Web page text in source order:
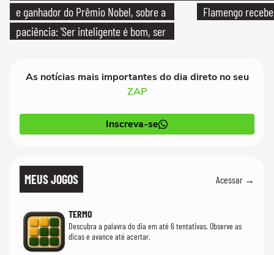
e ganhador do Prêmio Nobel, sobre a
paciência: 'Ser inteligente é bom, ser
Flamengo
As notícias mais importantes do dia direto no seu
ZAP
Inscreva-se
MEUS JOGOS Acessar →
TERMO
Descubra a palavra do dia em até 6 tentativas. Observe as
dicas e avance até acertar.